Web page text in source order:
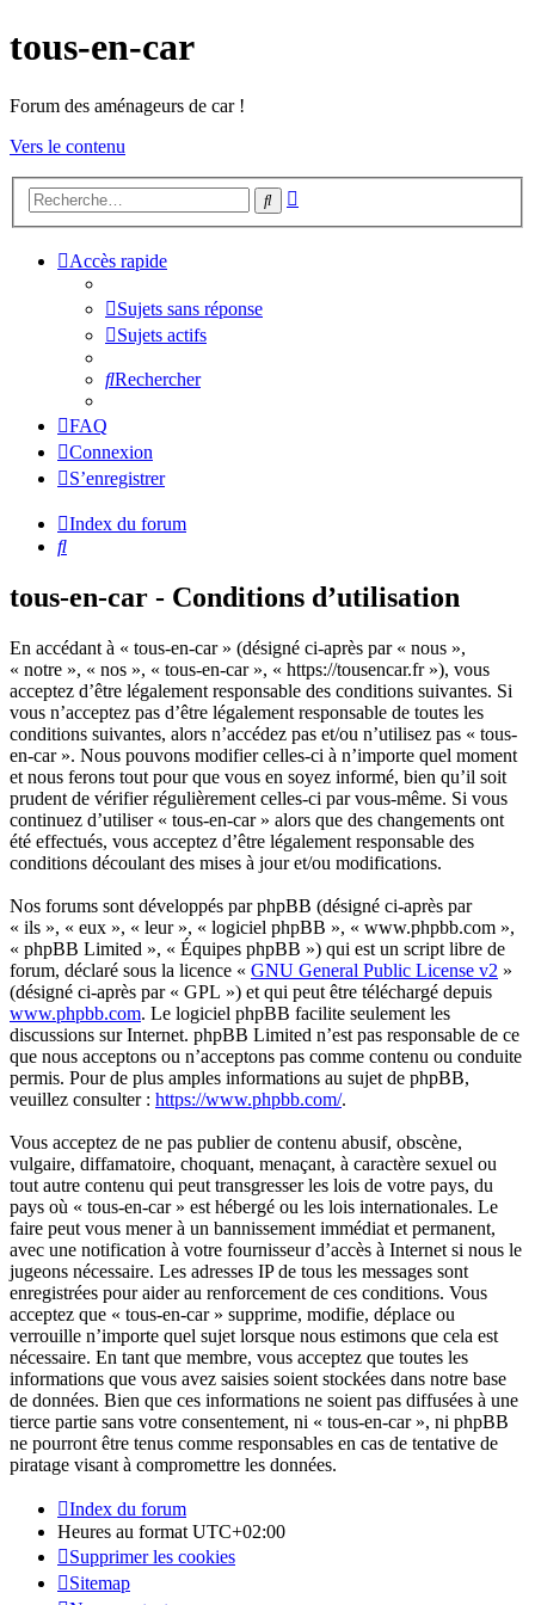
tous-en-car
Forum des aménageurs de car !
Vers le contenu
Rechercher
Accès rapide
Sujets sans réponse
Sujets actifs
Rechercher
FAQ
Connexion
S’enregistrer
Index du forum
Rechercher
tous-en-car - Conditions d’utilisation
En accédant à « tous-en-car » (désigné ci-après par « nous »,
« notre », « nos », « tous-en-car », « https://tousencar.fr »), vous
acceptez d’être légalement responsable des conditions suivantes. Si
vous n’acceptez pas d’être légalement responsable de toutes les
conditions suivantes, alors n’accédez pas et/ou n’utilisez pas « tous-
en-car ». Nous pouvons modifier celles-ci à n’importe quel moment
et nous ferons tout pour que vous en soyez informé, bien qu’il soit
prudent de vérifier régulièrement celles-ci par vous-même. Si vous
continuez d’utiliser « tous-en-car » alors que des changements ont
été effectués, vous acceptez d’être légalement responsable des
conditions découlant des mises à jour et/ou modifications.
Nos forums sont développés par phpBB (désigné ci-après par
« ils », « eux », « leur », « logiciel phpBB », « www.phpbb.com »,
« phpBB Limited », « Équipes phpBB ») qui est un script libre de
forum, déclaré sous la licence « GNU General Public License v2 »
(désigné ci-après par « GPL ») et qui peut être téléchargé depuis
www.phpbb.com. Le logiciel phpBB facilite seulement les
discussions sur Internet. phpBB Limited n’est pas responsable de ce
que nous acceptons ou n’acceptons pas comme contenu ou conduite
permis. Pour de plus amples informations au sujet de phpBB,
veuillez consulter : https://www.phpbb.com/.
Vous acceptez de ne pas publier de contenu abusif, obscène,
vulgaire, diffamatoire, choquant, menaçant, à caractère sexuel ou
tout autre contenu qui peut transgresser les lois de votre pays, du
pays où « tous-en-car » est hébergé ou les lois internationales. Le
faire peut vous mener à un bannissement immédiat et permanent,
avec une notification à votre fournisseur d’accès à Internet si nous le
jugeons nécessaire. Les adresses IP de tous les messages sont
enregistrées pour aider au renforcement de ces conditions. Vous
acceptez que « tous-en-car » supprime, modifie, déplace ou
verrouille n’importe quel sujet lorsque nous estimons que cela est
nécessaire. En tant que membre, vous acceptez que toutes les
informations que vous avez saisies soient stockées dans notre base
de données. Bien que ces informations ne soient pas diffusées à une
tierce partie sans votre consentement, ni « tous-en-car », ni phpBB
ne pourront être tenus comme responsables en cas de tentative de
piratage visant à compromettre les données.
Index du forum
Heures au format UTC+02:00
Supprimer les cookies
Sitemap